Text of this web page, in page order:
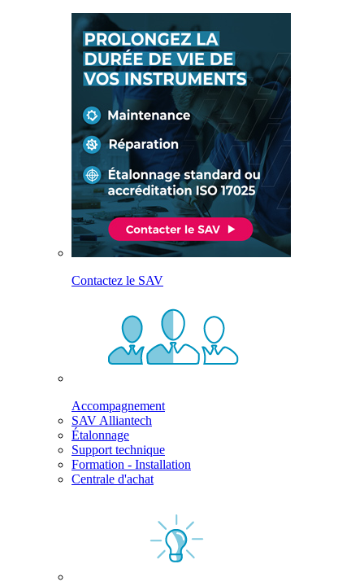
Contactez le SAV
Accompagnement
SAV Alliantech
Étalonnage
Support technique
Formation - Installation
Centrale d'achat